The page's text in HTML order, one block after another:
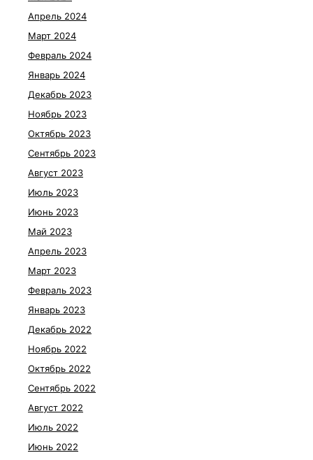
Апрель 2024
Март 2024
Февраль 2024
Январь 2024
Декабрь 2023
Ноябрь 2023
Октябрь 2023
Сентябрь 2023
Август 2023
Июль 2023
Июнь 2023
Май 2023
Апрель 2023
Март 2023
Февраль 2023
Январь 2023
Декабрь 2022
Ноябрь 2022
Октябрь 2022
Сентябрь 2022
Август 2022
Июль 2022
Июнь 2022